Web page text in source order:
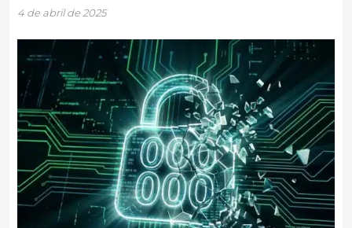
4 de abril de 2025